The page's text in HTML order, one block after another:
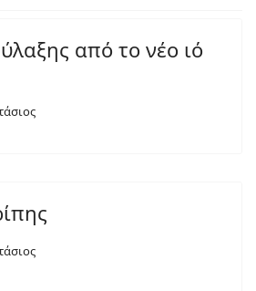
από το νέο ιό